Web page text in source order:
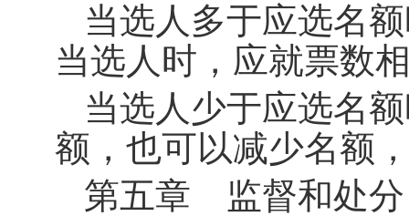
当选人多于应选名
当选人时，应就票数
当选人少于应选名
额，也可以减少名额
第五章 监督和处分